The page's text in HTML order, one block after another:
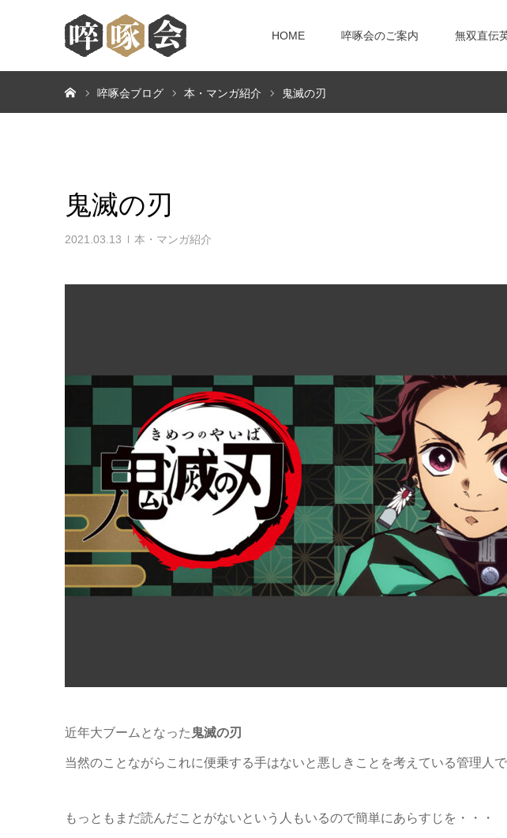
HOME 啐啄会のご案内 無双直伝
啐啄会ブログ 本・マンガ紹介 鬼滅の刃
鬼滅の刃
2021.03.13 本・マンガ紹介
近年大ブームとなった 鬼滅の刃
当然のことながらこれに便乗する手はないと悪しきことを考えている管理人で
もっともまだ読んだことがないという人もいるので簡単にあらすじを・・・